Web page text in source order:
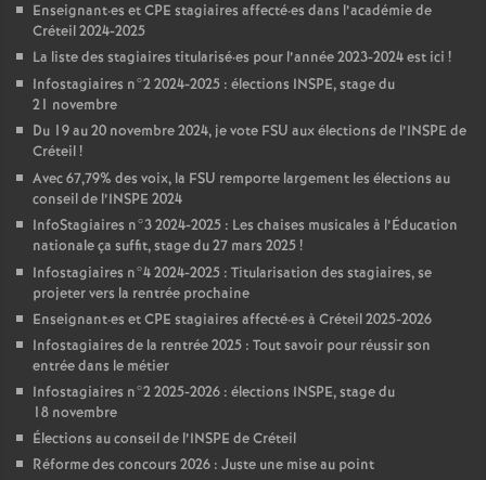
Enseignant·es etCPE stagiaires affecté·es dans l’académie de
Créteil 2024-2025
La liste des stagiaires titularisé·es pour l’année 2023-2024 est ici !
Infostagiaires n°2 2024-2025 : élections INSPE, stage du
21 novembre
Du 19 au 20 novembre 2024, je vote FSU aux élections de l’INSPE de
Créteil!
Avec 67,79% des voix, la FSU remporte largement les élections au
conseil de l’INSPE 2024
InfoStagiaires n°3 2024-2025 : Les chaises musicales à l’Éducation
nationale ça suffit, stage du 27 mars 2025!
Infostagiaires n°4 2024-2025 : Titularisation des stagiaires, se
projeter vers la rentrée prochaine
Enseignant·es etCPE stagiaires affecté·es à Créteil 2025-2026
Infostagiaires de la rentrée 2025 : Tout savoir pour réussir son
entrée dans le métier
Infostagiaires n°2 2025-2026 : élections INSPE, stage du
18 novembre
Élections au conseil de l’INSPE de Créteil
Réforme des concours 2026 : Juste une mise au point